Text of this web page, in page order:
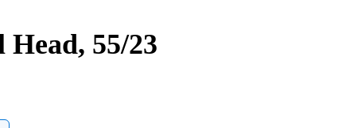
55/23